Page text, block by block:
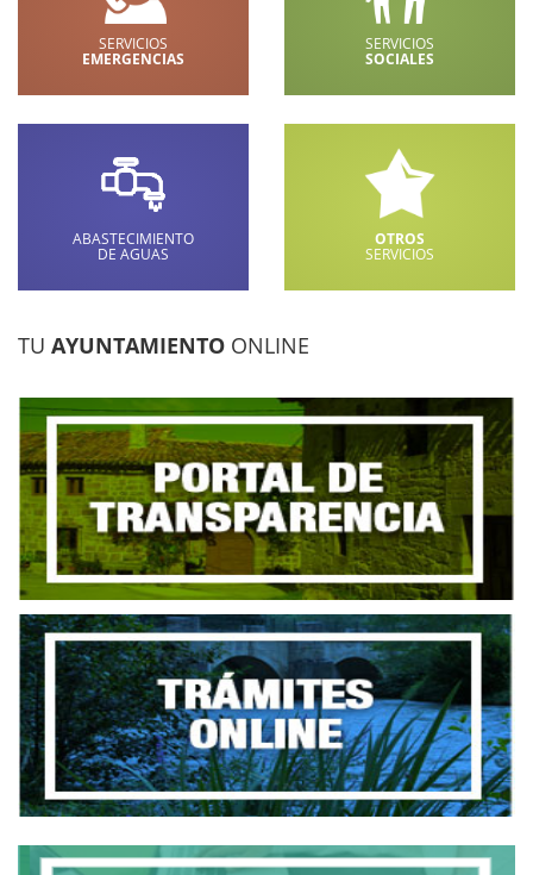
SERVICIOS
EMERGENCIAS
SERVICIOS
SOCIALES
ABASTECIMIENTO
DE AGUAS
OTROS
SERVICIOS
TU AYUNTAMIENTO ONLINE